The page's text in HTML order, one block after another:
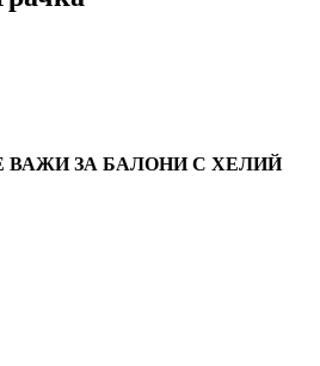
ВАЖИ ЗА БАЛОНИ С ХЕЛИЙ